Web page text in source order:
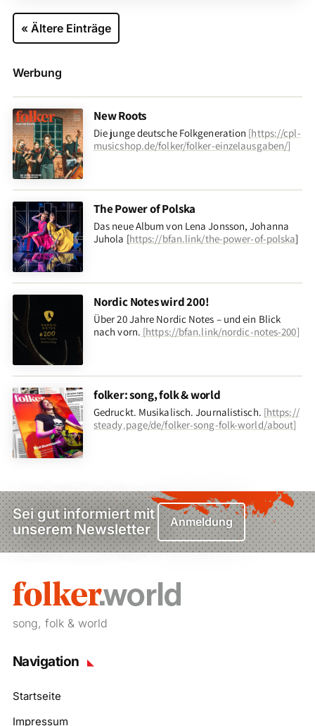
« Ältere Einträge
Werbung
New Roots
Die junge deutsche Folkgeneration [https://cpl-
musicshop.de/folker/folker-einzelausgaben/]
The Power of Polska
Das neue Album von Lena Jonsson, Johanna
Juhola [https://bfan.link/the-power-of-polska]
Nordic Notes wird 200!
Über 20 Jahre Nordic Notes – und ein Blick
nach vorn. [https://bfan.link/nordic-notes-200]
folker: song, folk & world
Gedruckt. Musikalisch. Journalistisch. [https://
steady.page/de/folker-song-folk-world/about]
Sei gut informiert mit
unserem Newsletter
Anmeldung
song, folk & world
Navigation
Startseite
Impressum